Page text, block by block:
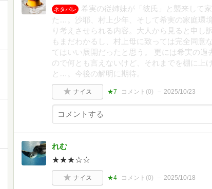
ネタバレ
希実の従姉妹が「彼氏」と襲来して
た…。沙耶、村上少年、そして希実の家庭環
り考えさせられる内容。大人から見ると申し
もまだわかるし、村上母に致っては完全同意
てはいい展開だったと思う。 更には希実の
ので何とも言えないけど、それまでを棚に上
と…。今後の解明に期待。
ナイス ★7 コメント(0) 2025/10/23
れむ
★★★☆☆
ナイス ★4 コメント(0) 2025/10/18